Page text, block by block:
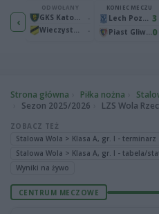
‹
Warta Poznań 2
ODWOŁANY
GKS Katowice
Wieczysta Kraków
KONIEC MECZU
Lech Poznań 3
Piast Gliwice0
Strona główna Piłka nożna
Sezon 2025/2026
LZS Wola
ZOBACZ TEŻ
Stalowa Wola > Klasa A, gr. I - terminarz
Stalowa Wola > Klasa A, gr. I - tabela/
Wyniki na żywo
CENTRUM MECZOWE